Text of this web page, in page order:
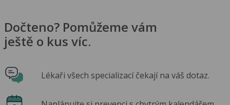
Dočteno? Pomůžeme vám
ještě o kus víc.
Lékaři všech specializací čekají na váš dotaz.